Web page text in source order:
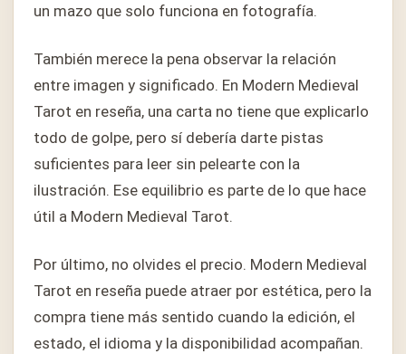
un mazo que solo funciona en fotografía.
También merece la pena observar la relación
entre imagen y significado. En Modern Medieval
Tarot en reseña, una carta no tiene que explicarlo
todo de golpe, pero sí debería darte pistas
suficientes para leer sin pelearte con la
ilustración. Ese equilibrio es parte de lo que hace
útil a Modern Medieval Tarot.
Por último, no olvides el precio. Modern Medieval
Tarot en reseña puede atraer por estética, pero la
compra tiene más sentido cuando la edición, el
estado, el idioma y la disponibilidad acompañan.